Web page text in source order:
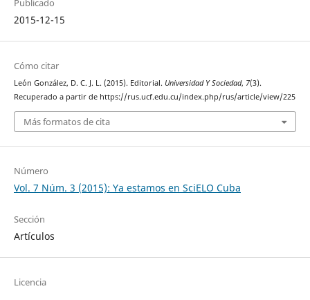
Publicado
2015-12-15
Cómo citar
León González, D. C. J. L. (2015). Editorial. Universidad Y Sociedad, 7(3).
Recuperado a partir de https://rus.ucf.edu.cu/index.php/rus/article/view/225
Más formatos de cita
Número
Vol. 7 Núm. 3 (2015): Ya estamos en SciELO Cuba
Sección
Artículos
Licencia